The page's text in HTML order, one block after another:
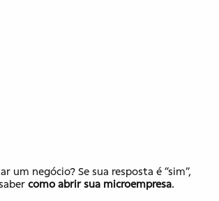
um negócio? Se sua resposta é “sim”,
como abrir sua microempresa.